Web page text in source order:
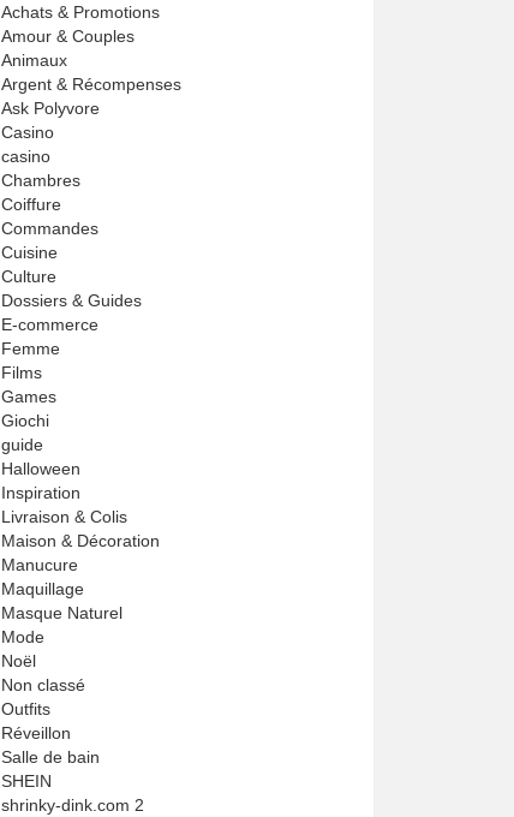
Achats & Promotions
Amour & Couples
Animaux
Argent & Récompenses
Ask Polyvore
Casino
casino
Chambres
Coiffure
Commandes
Cuisine
Culture
Dossiers & Guides
E-commerce
Femme
Films
Games
Giochi
guide
Halloween
Inspiration
Livraison & Colis
Maison & Décoration
Manucure
Maquillage
Masque Naturel
Mode
Noël
Non classé
Outfits
Réveillon
Salle de bain
SHEIN
shrinky-dink.com 2